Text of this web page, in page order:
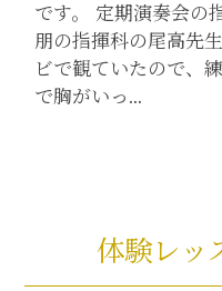
です。 定期演奏会の
朋の指揮科の尾高先
ビで観ていたので、
で胸がいっ...
体験レッ